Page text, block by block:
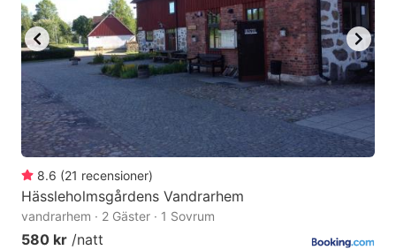
8.6 (21 recensioner)
Hässleholmsgårdens Vandrarhem
vandrarhem · 2 Gäster · 1 Sovrum
580 kr /natt